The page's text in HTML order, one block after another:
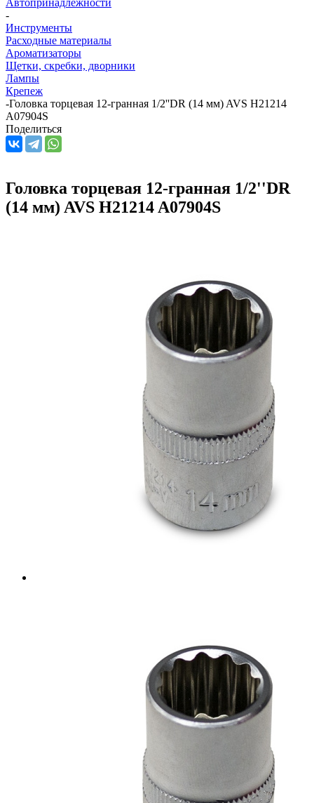
-
Инструменты
Расходные материалы
Ароматизаторы
Щетки, скребки, дворники
Лампы
Крепеж
-Головка торцевая 12-гранная 1/2''DR (14 мм) AVS H21214
A07904S
Поделиться
Головка торцевая 12-гранная 1/2''DR
(14 мм) AVS H21214 A07904S